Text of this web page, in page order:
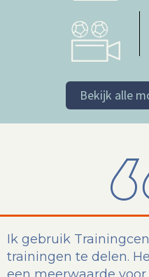
Bekijk alle
Ik gebruik
trainingen te delen.